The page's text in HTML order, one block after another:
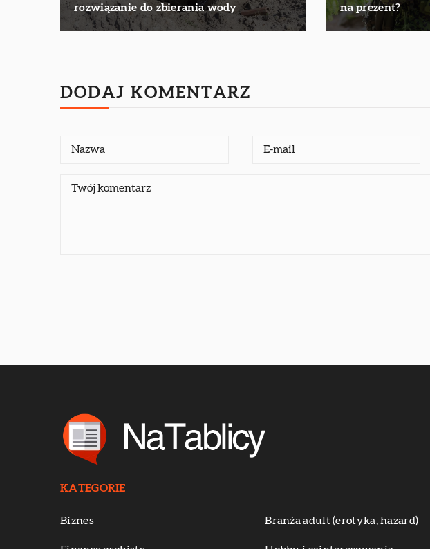
rozwiązanie do zbierania wody
na prezent?
DODAJ KOMENTARZ
KATEGORIE
Biznes Branża adult (erotyka, hazard)